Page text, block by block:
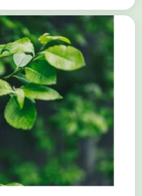
khác nhau. Vì vậy, ngoài